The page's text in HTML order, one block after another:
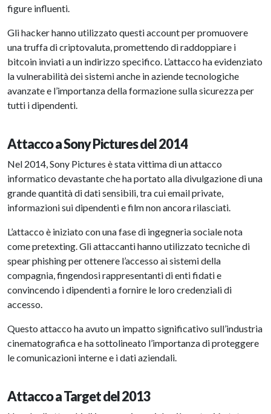
figure influenti.
Gli hacker hanno utilizzato questi account per promuovere
una truffa di criptovaluta, promettendo di raddoppiare i
bitcoin inviati a un indirizzo specifico. L’attacco ha evidenziato
la vulnerabilità dei sistemi anche in aziende tecnologiche
avanzate e l’importanza della formazione sulla sicurezza per
tutti i dipendenti.
Attacco a Sony Pictures del 2014
Nel 2014, Sony Pictures è stata vittima di un attacco
informatico devastante che ha portato alla divulgazione di una
grande quantità di dati sensibili, tra cui email private,
informazioni sui dipendenti e film non ancora rilasciati.
L’attacco è iniziato con una fase di ingegneria sociale nota
come pretexting. Gli attaccanti hanno utilizzato tecniche di
spear phishing per ottenere l’accesso ai sistemi della
compagnia, fingendosi rappresentanti di enti fidati e
convincendo i dipendenti a fornire le loro credenziali di
accesso.
Questo attacco ha avuto un impatto significativo sull’industria
cinematografica e ha sottolineato l’importanza di proteggere
le comunicazioni interne e i dati aziendali.
Attacco a Target del 2013